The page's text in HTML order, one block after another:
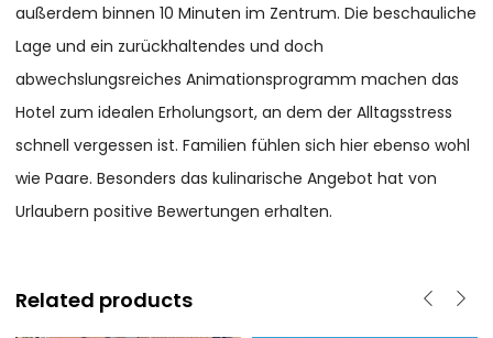
außerdem binnen 10 Minuten im Zentrum. Die beschauliche
Lage und ein zurückhaltendes und doch
abwechslungsreiches Animationsprogramm machen das
Hotel zum idealen Erholungsort, an dem der Alltagsstress
schnell vergessen ist. Familien fühlen sich hier ebenso wohl
wie Paare. Besonders das kulinarische Angebot hat von
Urlaubern positive Bewertungen erhalten.
Related products